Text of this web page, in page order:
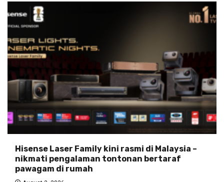
Hisense Laser Family kini rasmi di Malaysia –
nikmati pengalaman tontonan bertaraf
pawagam di rumah